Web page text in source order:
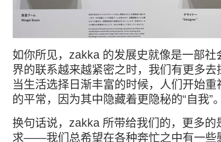
如你所见，zakka 的发展史就像是一部社
界的联系越来越紧密之时，我们有更多
当生活选择日渐丰富的时候，人们开始
的平常，因为其中隐藏着更隐秘的“自我”
换句话说，zakka 所带给我们的，更多的
求——我们总希望在各种奔忙之中有一些